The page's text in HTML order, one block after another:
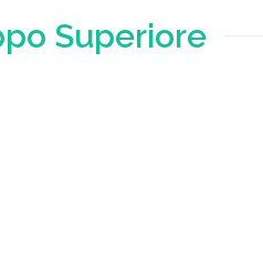
Superiore